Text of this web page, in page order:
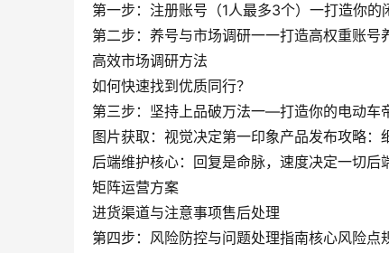
第一步：注册账号（1人最多3个）一打造你
第二步：养号与市场调研一一打造高权重账号
高效市场调研方法
如何快速找到优质同行？
第三步：坚持上品破万法一—打造你的电动车
图片获取：视觉决定第一印象产品发布攻略
后端维护核心：回复是命脉，速度决定一切后
矩阵运营方案
进货渠道与注意事项售后处理
第四步：风险防控与问题处理指南核心风险点